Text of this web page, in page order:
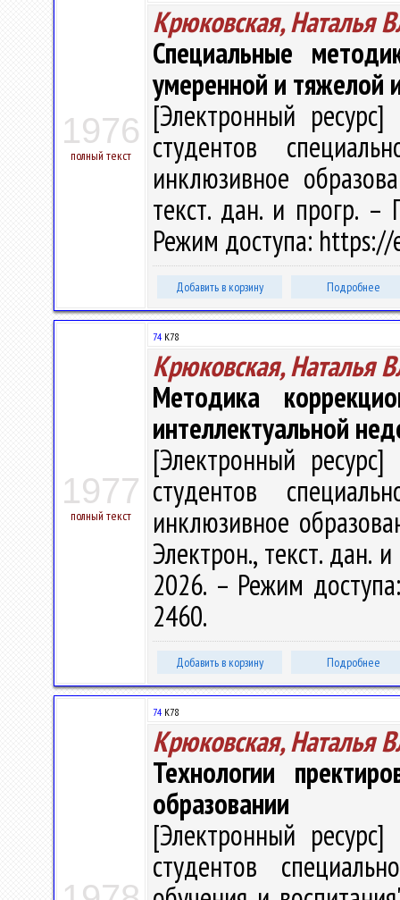
1976
полный текст
Крюковская, Наталья
Специальные
умеренной и тяжелой
[Электронный
студентов
инклюзивное
текст. дан. и прогр.
Режим доступа:
Добавить в корзину Подробнее
1977
полный текст
74 К78
Крюковская, Наталья
Методика
интеллектуальной
[Электронный
студентов
инклюзивное
Электрон., текст. дан.
2026. – Режим
2460.
Добавить в корзину Подробнее
74 К78
Крюковская, Наталья
Технологии
образовании
[Электронный
студентов